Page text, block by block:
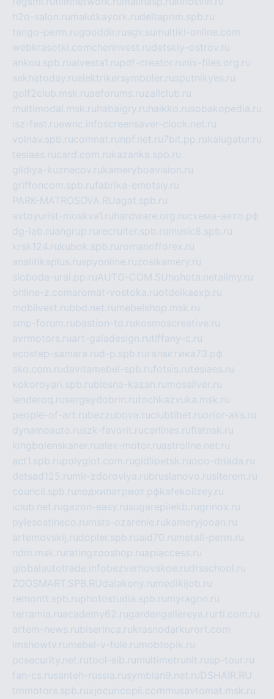
h2o-salon.ru malutkayork.rudeltaprim.spb.ru
tango-perm.rugooddir.rusgv.su multiki-online.com
webkrasotki.comcherinvest.rudetskiy-ostrov.ru
ankou.spb.rualvesta1.rupdf-creator.ru nix-files.org.ru
sakhatoday.ruelektrikersymboler.rusputnikyes.ru
golf2club.msk.ruaeforums.ruzallclub.ru
multimodal.msk.ru habaigry.ru haikko.rusobakopedia.ru
isz-fest.ruewnc.infoscreensaver-clock.net.ru
volnav.spb.rucomnat.ru npf.net.ru 7bit.pp.rukalugatur.ru
tesiaes.rucard.com.rukazanka.spb.ru
gildiya-kuznecov.rukameryboavision.ru
griffoncom.spb.rufabrika-emotsiy.ru
PARK-MATROSOVA.RUagat.spb.ru
avtoyurist-moskva1.ru hardware.org.ruсхема-авто.рф
dg-lab.ruangrup.ru recruiter.spb.ru music8.spb.ru
krsk124.rukubok.spb.ru romanofforex.ru
analitikaplus.ruspyonline.ruzosikamery.ru
sloboda-ural.pp.ruAUTO-COM.SU hohota.net alimy.ru
online-z.comaromat-vostoka.ruotdelkaexp.ru
mobilvest.rubbd.net.ru mebelshop.msk.ru
smp-forum.rubastion-td.rukosmoscreative.ru
avrmotors.ruart-galadesign.rutiffany-c.ru
ecostep-samara.rud-p.spb.ru галактика73.рф
sko.com.rudavitamebel-spb.rufotsis.rutesiaes.ru
kokoroyari.spb.rublesna-kazan.ru mossilver.ru
lenderoq.rusergeydobrin.rutochkazvuka.msk.ru
people-of-art.rubezzubova.ruclubtibet.ruorior-aks.ru
dynamoauto.ruszk-favorit.rucarlines.ruflatnsk.ru
kingbolenskaner.rualex-motor.ruastroline.net.ru
act1.spb.rupolyglot.com.rugidlipetsk.ruooo-driada.ru
detsad125.ru mir-zdoroviya.rubruslanovo.rusiterem.ru
council.spb.ruлодкипатриот.рфkafekolizey.ru
iclub.net.rugazon-easy.rusugarepilekb.rugrinox.ru
pylesostineco.ru msts-ozarenie.rukameryjooan.ru
artemovskij.rudopler.spb.ruaid70.ru metall-perm.ru
ndm.msk.ru ratingzooshop.ruapiaccess.ru
globalautotrade.info bezverhovskoe.rudrsschool.ru
ZOOSMART.SPB.RUdalakony.ru medikijob.ru
remontt.spb.ruphotostudia.spb.ru myragon.ru
terramia.ruacademy62.rugardengallereya.ru rti.com.ru
artem-news.rubiserinca.rukrasnodarkurort.com
imshowtv.ru mebel-v-tule.ru mobtopik.ru
pcsecurity.net.rutool-sib.ru multimetrunit.rusp-tour.ru
fan-cs.rusanteh-russia.rusymbian9.net.ruDSHAIR.RU
tmmotors.spb.ruxjocuricopii.com musavtomat.msk.ru